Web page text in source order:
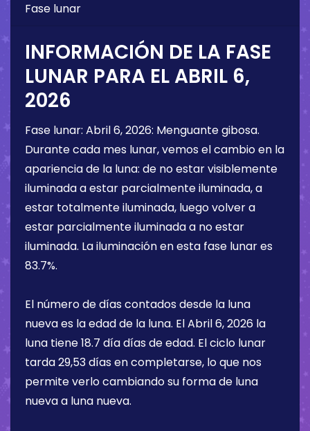
Fase lunar
INFORMACIÓN DE LA FASE
LUNAR PARA EL ABRIL 6,
2026
Fase lunar: Abril 6, 2026: Menguante gibosa.
Durante cada mes lunar, vemos el cambio en la
apariencia de la luna: de no estar visiblemente
iluminada a estar parcialmente iluminada, a
estar totalmente iluminada, luego volver a
estar parcialmente iluminada a no estar
iluminada. La iluminación en esta fase lunar es
83.7%.
El número de días contados desde la luna
nueva es la edad de la luna. ElAbril 6, 2026 la
luna tiene18.7 díadías de edad. El ciclo lunar
tarda 29,53 días en completarse, lo que nos
permite verlo cambiando su forma de luna
nueva a luna nueva.